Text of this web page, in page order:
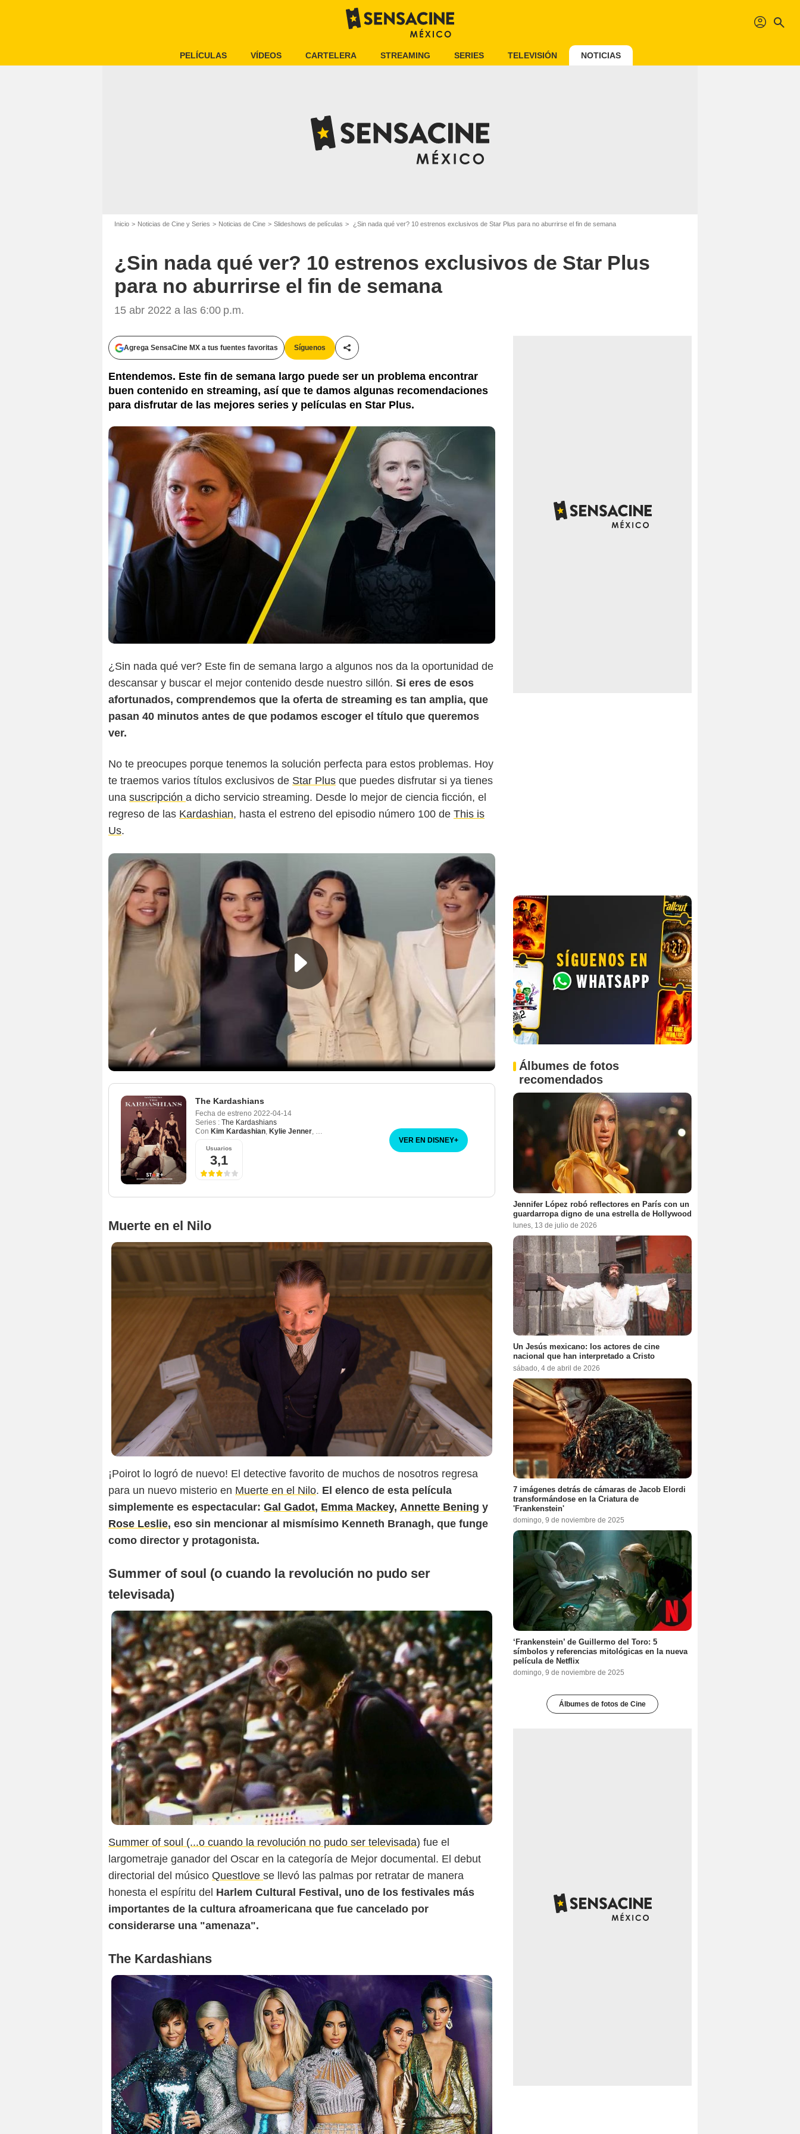
profil search
PELÍCULAS VÍDEOS CARTELERA STREAMING SERIES TELEVISIÓN NOTICIAS
Inicio Noticias de Cine y Series Noticias de Cine Slideshows de películas ¿Sin nada qué ver? 10 estrenos exclusivos de Star Plus para no aburrirse el fin de semana
¿Sin nada qué ver? 10 estrenos exclusivos de Star Plus
para no aburrirse el fin de semana
15 abr 2022 a las 6:00 p.m.
Agrega SensaCine MX a tus fuentes favoritas Síguenos
Compartir esta noticia
Entendemos. Este fin de semana largo puede ser un problema encontrar
buen contenido en streaming, así que te damos algunas recomendaciones
para disfrutar de las mejores series y películas en Star Plus.
¿Sin nada qué ver? Este fin de semana largo a algunos nos da la oportunidad de
descansar y buscar el mejor contenido desde nuestro sillón. Si eres de esos
afortunados, comprendemos que la oferta de streaming es tan amplia, que
pasan 40 minutos antes de que podamos escoger el título que queremos
ver.
No te preocupes porque tenemos la solución perfecta para estos problemas. Hoy
te traemos varios títulos exclusivos de Star Plus que puedes disfrutar si ya tienes
una suscripción a dicho servicio streaming. Desde lo mejor de ciencia ficción, el
regreso de las Kardashian, hasta el estreno del episodio número 100 de This is
Us.
The Kardashians
Fecha de estreno 2022-04-14
Series : The Kardashians
Con Kim Kardashian, Kylie Jenner, Kendall Jenner
Usuarios
3,1
VER EN DISNEY+
Muerte en el Nilo
¡Poirot lo logró de nuevo! El detective favorito de muchos de nosotros regresa
para un nuevo misterio en Muerte en el Nilo. El elenco de esta película
simplemente es espectacular: Gal Gadot, Emma Mackey, Annette Bening y
Rose Leslie, eso sin mencionar al mismísimo Kenneth Branagh, que funge
como director y protagonista.
Summer of soul (o cuando la revolución no pudo ser
televisada)
Summer of soul (...o cuando la revolución no pudo ser televisada) fue el
largometraje ganador del Oscar en la categoría de Mejor documental. El debut
directorial del músico Questlove se llevó las palmas por retratar de manera
honesta el espíritu del Harlem Cultural Festival, uno de los festivales más
importantes de la cultura afroamericana que fue cancelado por
considerarse una "amenaza".
The Kardashians
Álbumes de fotos
recomendados
Jennifer López robó reflectores en París con un
guardarropa digno de una estrella de Hollywood
lunes, 13 de julio de 2026
Un Jesús mexicano: los actores de cine
nacional que han interpretado a Cristo
sábado, 4 de abril de 2026
7 imágenes detrás de cámaras de Jacob Elordi
transformándose en la Criatura de
'Frankenstein'
domingo, 9 de noviembre de 2025
‘Frankenstein’ de Guillermo del Toro: 5
símbolos y referencias mitológicas en la nueva
película de Netflix
domingo, 9 de noviembre de 2025
Álbumes de fotos de Cine